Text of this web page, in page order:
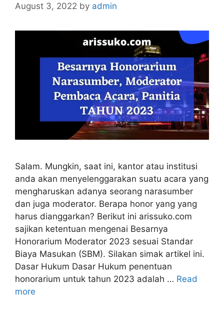
August 3, 2022 by admin
Salam. Mungkin, saat ini, kantor atau institusi
anda akan menyelenggarakan suatu acara yang
mengharuskan adanya seorang narasumber
dan juga moderator. Berapa honor yang yang
harus dianggarkan? Berikut ini arissuko.com
sajikan ketentuan mengenai Besarnya
Honorarium Moderator 2023 sesuai Standar
Biaya Masukan (SBM). Silakan simak artikel ini.
Dasar Hukum Dasar Hukum penentuan
honorarium untuk tahun 2023 adalah … Read
more